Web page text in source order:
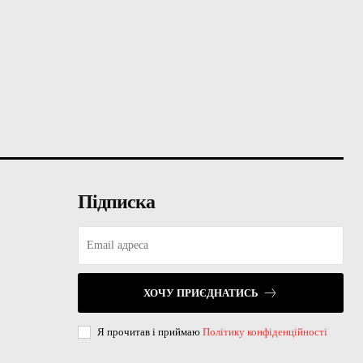
Підписка
ХОЧУ ПРИЄДНАТИСЬ
Я прочитав і приймаю Політику конфіденційності